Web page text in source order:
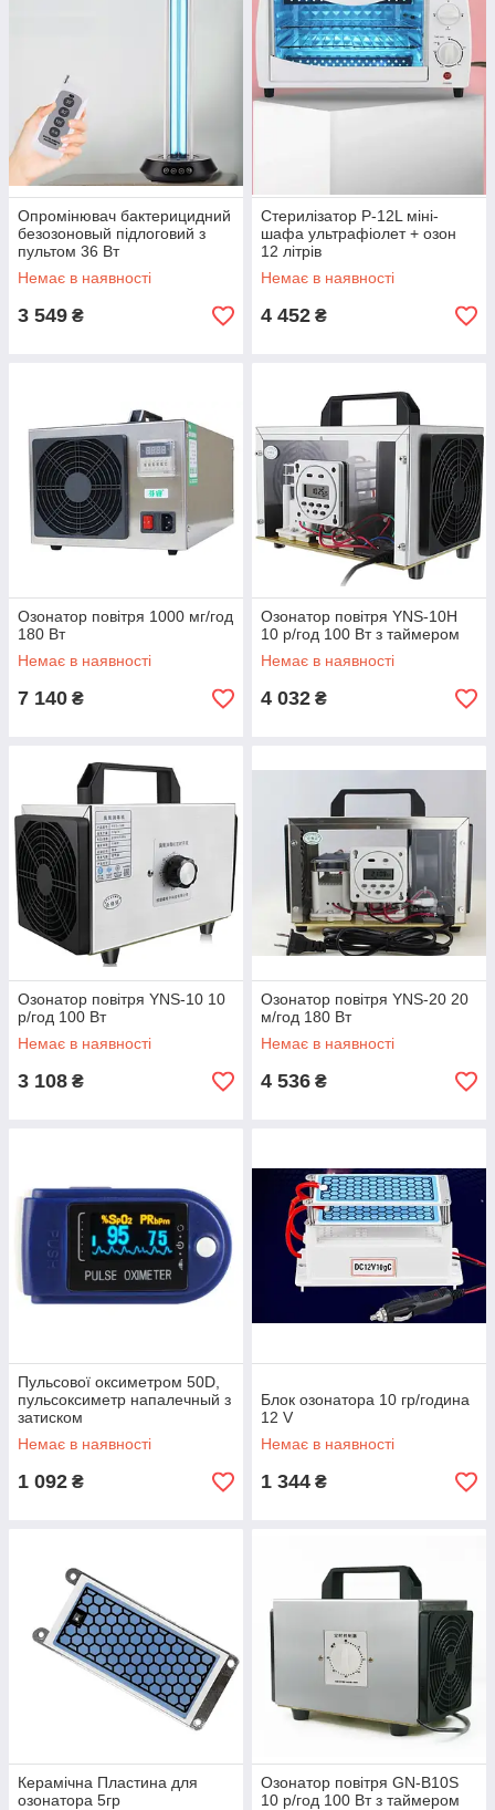
Опромінювач бактерицидний
безозоновый підлоговий з
пультом 36 Вт
Немає в наявності
3 549 ₴
Стерилізатор P-12L міні-
шафа ультрафіолет + озон
12 літрів
Немає в наявності
4 452 ₴
Озонатор повітря 1000 мг/год
180 Вт
Немає в наявності
7 140 ₴
Озонатор повітря YNS-10H
10 р/год 100 Вт з таймером
Немає в наявності
4 032 ₴
Озонатор повітря YNS-10 10
р/год 100 Вт
Немає в наявності
3 108 ₴
Озонатор повітря YNS-20 20
м/год 180 Вт
Немає в наявності
4 536 ₴
Пульсової оксиметром 50D,
пульсоксиметр напалечный з
затиском
Немає в наявності
1 092 ₴
Блок озонатора 10 гр/година
12 V
Немає в наявності
1 344 ₴
Керамічна Пластина для
озонатора 5гр
Озонатор повітря GN-B10S
10 р/год 100 Вт з таймером